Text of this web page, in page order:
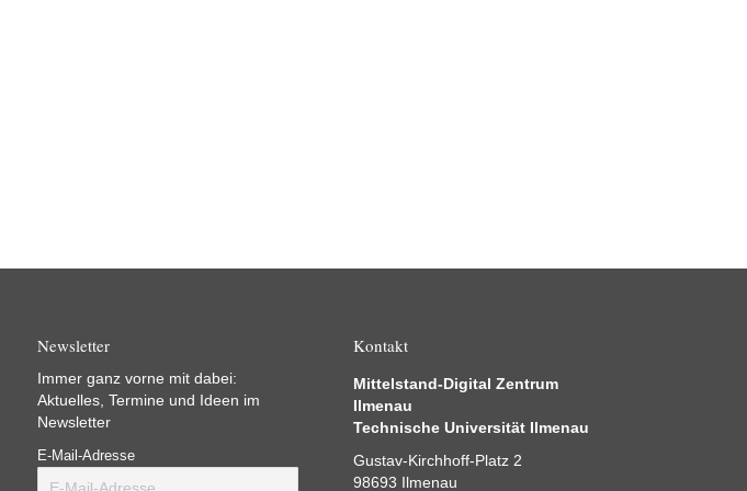
Newsletter
Immer ganz vorne mit dabei:
Aktuelles, Termine und Ideen im
Newsletter
E-Mail-Adresse
Kontakt
Mittelstand-Digital Zentrum
Ilmenau
Technische Universität Ilmenau
Gustav-Kirchhoff-Platz 2
98693 Ilmenau